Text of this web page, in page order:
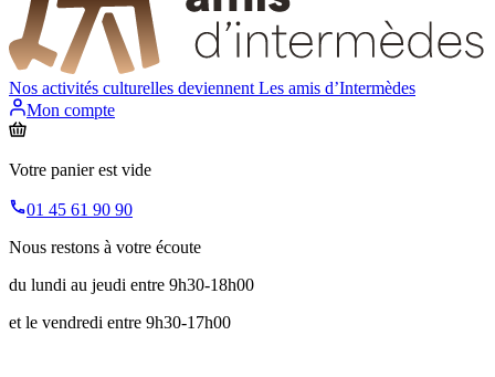
Nos activités culturelles deviennent Les amis d’Intermèdes
Mon compte
Votre panier est vide
01 45 61 90 90
Nous restons à votre écoute
du lundi au jeudi entre 9h30-18h00
et le vendredi entre 9h30-17h00